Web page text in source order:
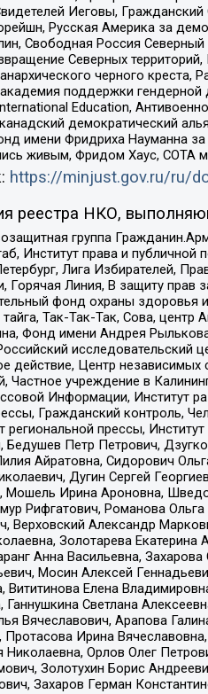
Иеговы,
Русская Америка за
Свободная Россия
Северных
черного креста,
поддержки гендерной
Education,
демократический
имени Фридриха Науманна за
живым, Фридом Хаус, СОТА
https://minjust.gov.ru/ru/
реестра НКО,
группа
Институт права и
Лига Избирателей,
Горячая Линия, В защиту прав
фонд охраны
Так-Так-Так, Сова,
Фонд имени Андрея
исследовательский
действие, Центр
Частное учреждение в
Информации, Институт
Гражданский контроль,
региональной прессы,
Бедушев Петр Петрович,
Айратовна, Сидорович
Дугин Сергей
Мошель Ирина Ароновна,
Рифгатович, Романова
Верховский Александр
Золотарева
Анна Васильевна,
Мосин Алексей
Вититинова Елена
Ганнушкина Светлана
Вячеславович, Арапова
Протасова Ирина
Николаевна, Орлов Олег
Золотухин Борис
Захаров Герман